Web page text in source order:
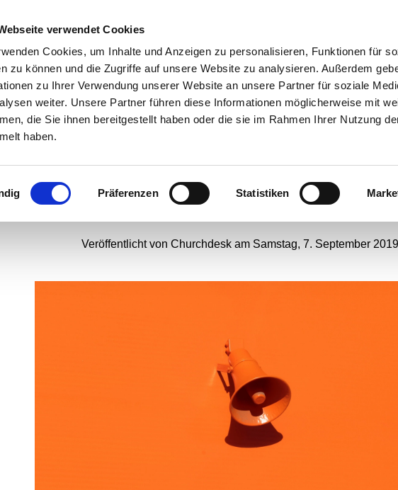
verwendet Cookies
Cookies, um Inhalte und Anzeigen zu personalisieren, Funktionen für
zu können und die Zugriffe auf unsere Website zu analysieren. Außerdem
zu Ihrer Verwendung unserer Website an unsere Partner für soziale
weiter. Unsere Partner führen diese Informationen möglicherweise mit
die Sie ihnen bereitgestellt haben oder die sie im Rahmen Ihrer Nutzung
haben.
Präferenzen Statistiken
Gemeinden in
# Webseiten-Migration
Veröffentlicht von Churchdesk am Samstag, 7. September